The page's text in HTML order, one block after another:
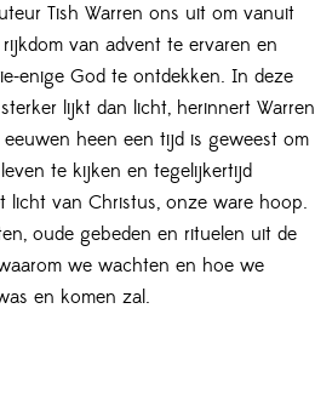
Tish Warren ons uit om vanuit
van advent te ervaren en
enige God te ontdekken. In deze
lijkt dan licht, herinnert Warren
heen een tijd is geweest om
te kijken en tegelijkertijd
licht van Christus, onze ware hoop.
oude gebeden en rituelen uit de
we wachten en hoe we
en komen zal.